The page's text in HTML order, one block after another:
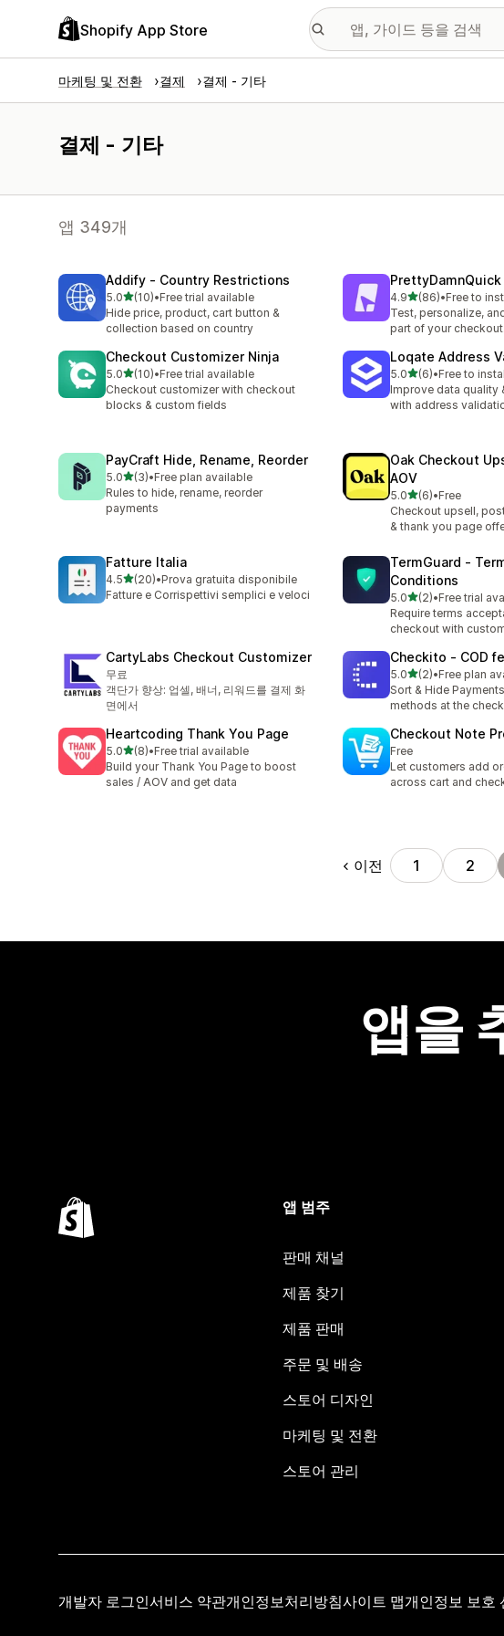
Shopify App Store
마케팅 및 전환 결제 결제 - 기타
결제 - 기타
앱 349개
Addify ‑ Country Restrictions
5.0별 5개 중
(10)
총 리뷰 10개
•Free trial available
Hide price, product, cart button &
collection based on country
PrettyDamnQuick
4.9별 5개 중
(86)
총 리뷰 86개
•Free to
Test, personalize,
part of your checkout.
Checkout Customizer Ninja
5.0별 5개 중
(10)
총 리뷰 10개
•Free trial available
Checkout customizer with checkout
blocks & custom fields
Loqate Address
5.0별 5개 중
(6)
총 리뷰 6개
•Free to
Improve data quality
with address
PayCraft Hide, Rename, Reorder
5.0별 5개 중
(3)
총 리뷰 3개
•Free plan available
Rules to hide, rename, reorder
payments
Oak Checkout
AOV
5.0별 5개 중
(6)
총 리뷰 6개
•Free
Checkout upsell,
& thank you page
Fatture Italia
4.5별 5개 중
(20)
총 리뷰 20개
•Prova gratuita disponibile
Fatture e Corrispettivi semplici e veloci
TermGuard ‑
Conditions
5.0별 5개 중
(2)
총 리뷰 2개
•Free trial
Require terms
checkout with
CartyLabs Checkout Customizer
무료
객단가 향상: 업셀, 배너, 리워드를 결제 화
면에서
Checkito ‑ COD
5.0별 5개 중
(2)
총 리뷰 2개
•Free plan
Sort & Hide
methods at the
Heartcoding Thank You Page
5.0별 5개 중
(8)
총 리뷰 8개
•Free trial available
Build your Thank You Page to boost
sales / AOV and get data
Checkout Note
Free
Let customers add
across cart and
이전 1 2
앱을
앱 범주
판매 채널
제품 찾기
제품 판매
주문 및 배송
스토어 디자인
마케팅 및 전환
스토어 관리
개발자 로그인서비스 약관개인정보처리방침사이트 맵개인정보 보호